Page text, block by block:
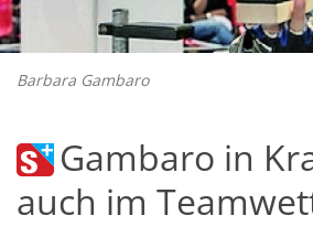
Barbara Gambaro
Gambaro in
auch im